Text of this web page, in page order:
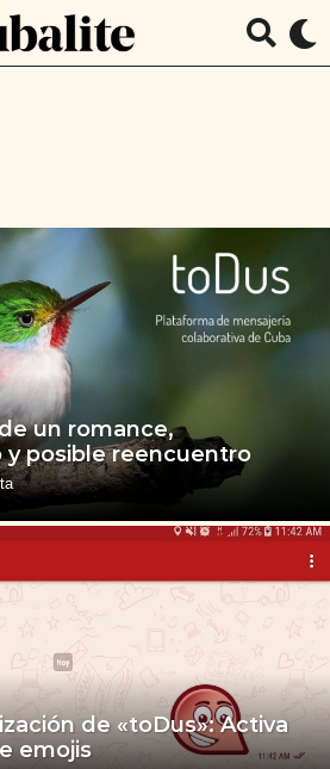
un romance,
posible reencuentro
de «toDus»: Activa
emojis